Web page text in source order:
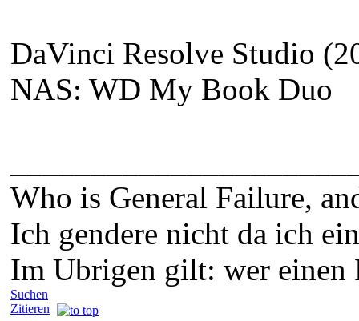
DaVinci Resolve Studio
NAS: WD My Book Duo
Who is General Failure,
Ich gendere nicht da ich
Im Ubrigen gilt: wer
Suchen
Zitieren